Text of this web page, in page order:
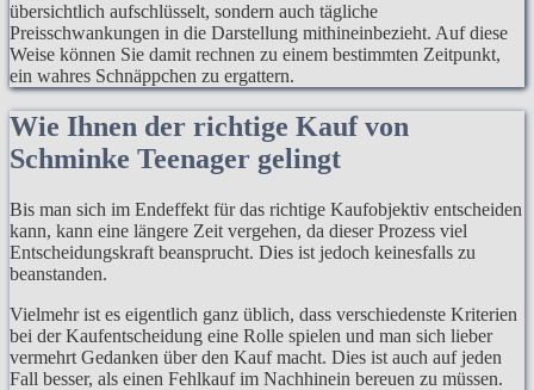
übersichtlich aufschlüsselt, sondern auch tägliche
Preisschwankungen in die Darstellung mithineinbezieht. Auf diese
Weise können Sie damit rechnen zu einem bestimmten Zeitpunkt,
ein wahres Schnäppchen zu ergattern.
Wie Ihnen der richtige Kauf von
Schminke Teenager gelingt
Bis man sich im Endeffekt für das richtige Kaufobjektiv entscheiden
kann, kann eine längere Zeit vergehen, da dieser Prozess viel
Entscheidungskraft beansprucht. Dies ist jedoch keinesfalls zu
beanstanden.
Vielmehr ist es eigentlich ganz üblich, dass verschiedenste Kriterien
bei der Kaufentscheidung eine Rolle spielen und man sich lieber
vermehrt Gedanken über den Kauf macht. Dies ist auch auf jeden
Fall besser, als einen Fehlkauf im Nachhinein bereuen zu müssen.